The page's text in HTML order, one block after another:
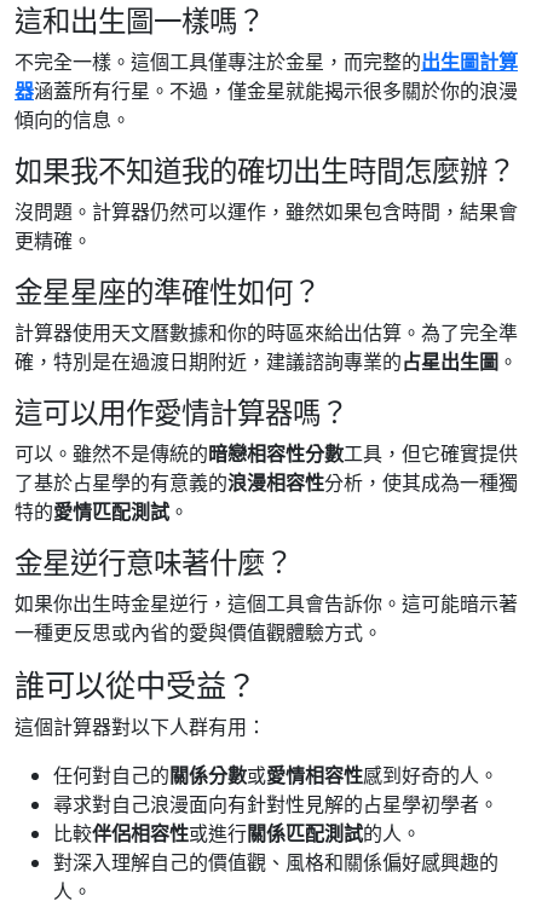
這和出生圖一樣嗎？
不完全一樣。這個工具僅專注於金星，而完整的出生圖計算
器涵蓋所有行星。不過，僅金星就能揭示很多關於你的浪漫
傾向的信息。
如果我不知道我的確切出生時間怎麼辦？
沒問題。計算器仍然可以運作，雖然如果包含時間，結果會
更精確。
金星星座的準確性如何？
計算器使用天文曆數據和你的時區來給出估算。為了完全準
確，特別是在過渡日期附近，建議諮詢專業的占星出生圖 。
這可以用作愛情計算器嗎？
可以。雖然不是傳統的暗戀相容性分數工具，但它確實提供
了基於占星學的有意義的浪漫相容性分析，使其成為一種獨
特的愛情匹配測試 。
金星逆行意味著什麼？
如果你出生時金星逆行，這個工具會告訴你。這可能暗示著
一種更反思或內省的愛與價值觀體驗方式。
誰可以從中受益？
這個計算器對以下人群有用：
任何對自己的關係分數或愛情相容性感到好奇的人。
尋求對自己浪漫面向有針對性見解的占星學初學者。
比較伴侶相容性或進行關係匹配測試的人。
對深入理解自己的價值觀、風格和關係偏好感興趣的
人。